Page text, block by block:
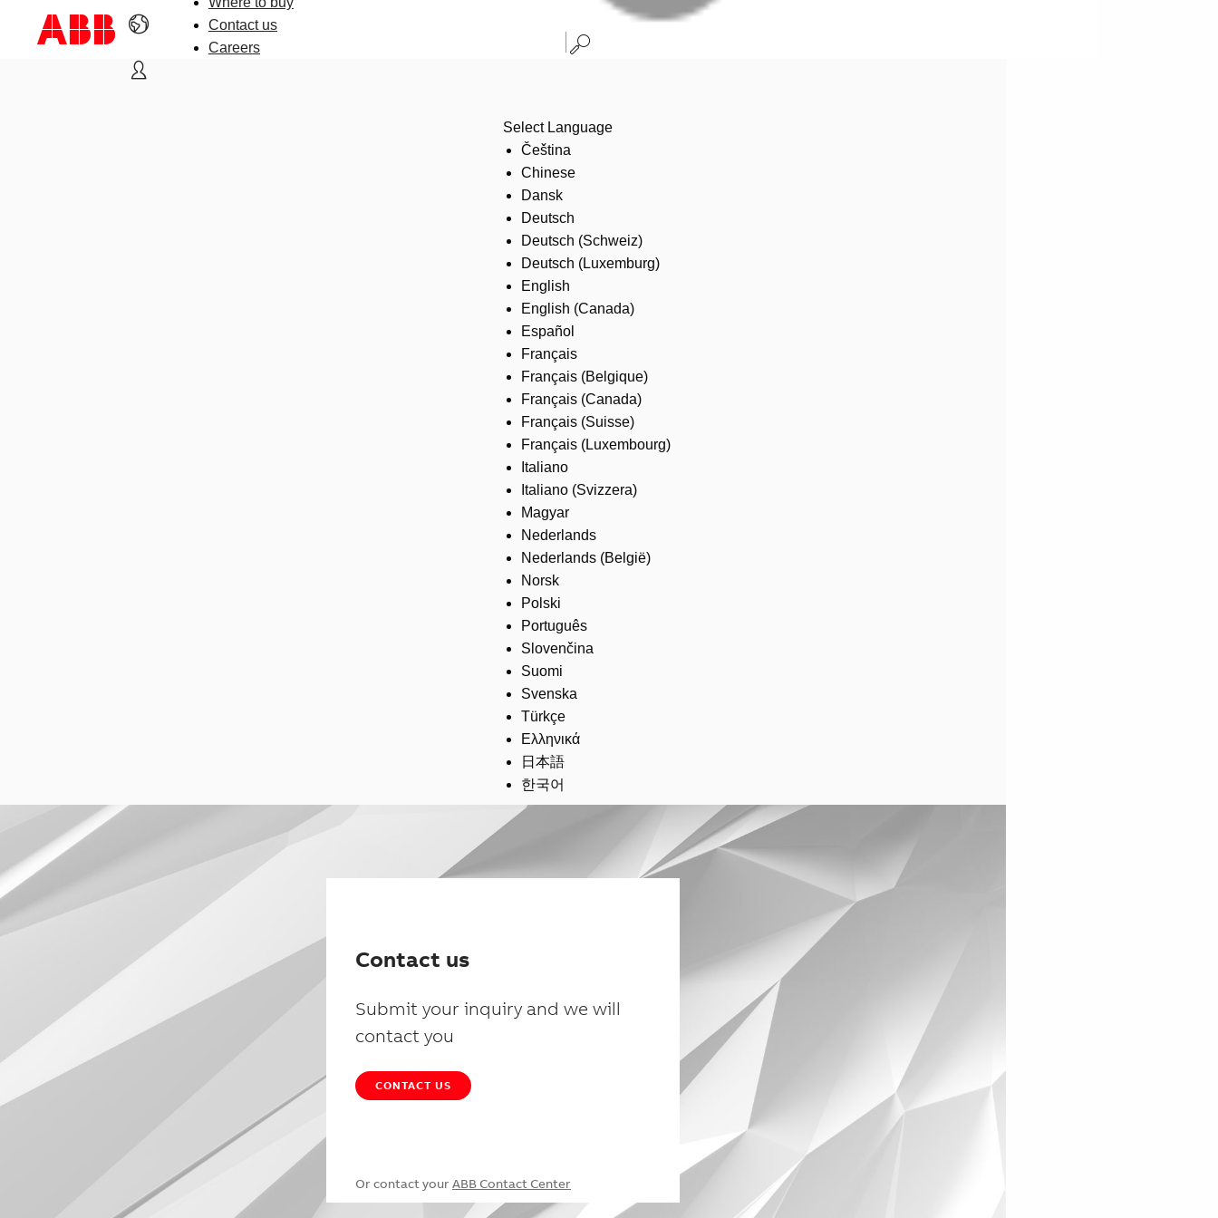
Contact us
Careers
Select Language
Čeština
Chinese
Dansk
Deutsch
Deutsch (Schweiz)
Deutsch (Luxemburg)
English
English (Canada)
Español
Français
Français (Belgique)
Français (Canada)
Français (Suisse)
Français (Luxembourg)
Italiano
Italiano (Svizzera)
Magyar
Nederlands
Nederlands (België)
Norsk
Polski
Português
Slovenčina
Suomi
Svenska
Türkçe
Ελληνικά
日本語
한국어
Contact us
Submit your inquiry and we will
contact you
CONTACT US
Or contact your ABB Contact Center